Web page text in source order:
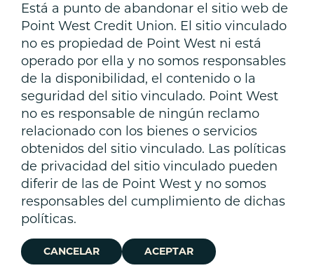
Está a punto de abandonar el sitio web de
Point West Credit Union. El sitio vinculado
no es propiedad de Point West ni está
operado por ella y no somos responsables
de la disponibilidad, el contenido o la
seguridad del sitio vinculado. Point West
no es responsable de ningún reclamo
relacionado con los bienes o servicios
obtenidos del sitio vinculado. Las políticas
de privacidad del sitio vinculado pueden
diferir de las de Point West y no somos
responsables del cumplimiento de dichas
políticas.
CANCELAR ACEPTAR